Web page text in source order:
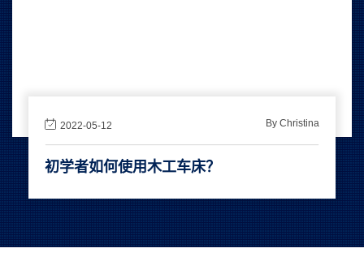
2022-05-12 By Christina
初学者如何使用木工车床？